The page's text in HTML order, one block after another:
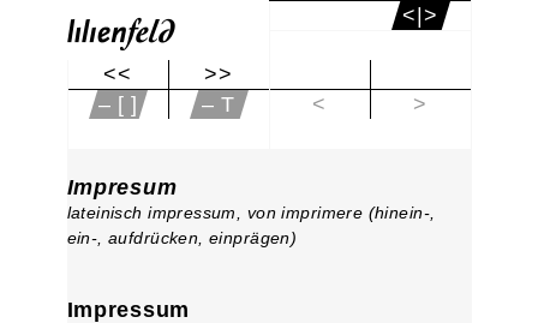
<|>
<<
>>
– [ ]
– T
<
>
Impresum
lateinisch impressum, von imprimere (hinein-,
ein-, aufdrücken, einprägen)
Impressum